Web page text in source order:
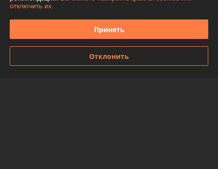
График работы
Политика обработки cookies
отключить их.
Принять
Отклонить